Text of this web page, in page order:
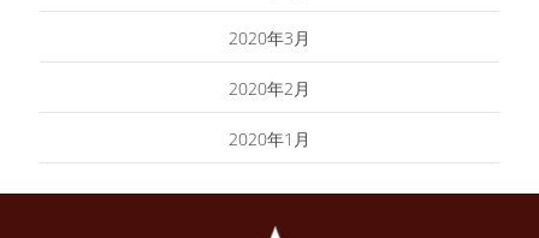
2020年3月
2020年2月
2020年1月